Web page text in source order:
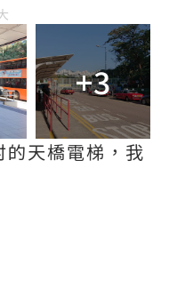
+3
天橋電梯，我